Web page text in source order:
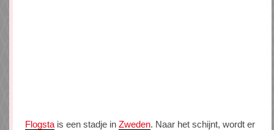
Flogsta is een stadje in Zweden. Naar het schijnt, wordt er